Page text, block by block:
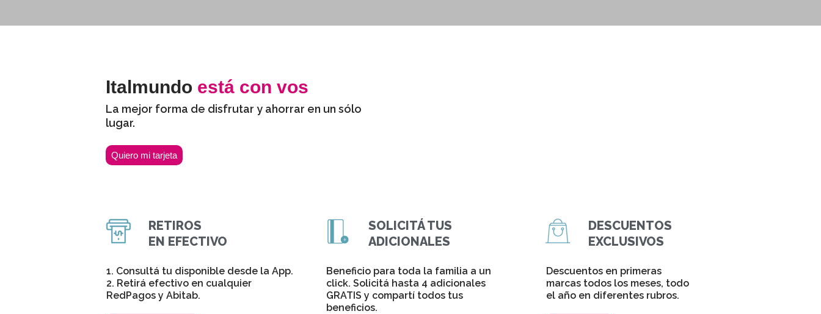
Italmundo está con vos
La mejor forma de disfrutar y ahorrar en un sólo
lugar.
Quiero mi tarjeta
RETIROS
EN EFECTIVO
1. Consultá tu disponible desde la App.
2. Retirá efectivo en cualquier
RedPagos y Abitab.
SOLICITÁ TUS
ADICIONALES
Beneficio para toda la familia a un
click. Solicitá hasta 4 adicionales
GRATIS y compartí todos tus
beneficios.
DESCUENTOS
EXCLUSIVOS
Descuentos en primeras
marcas todos los meses, todo
el año en diferentes rubros.